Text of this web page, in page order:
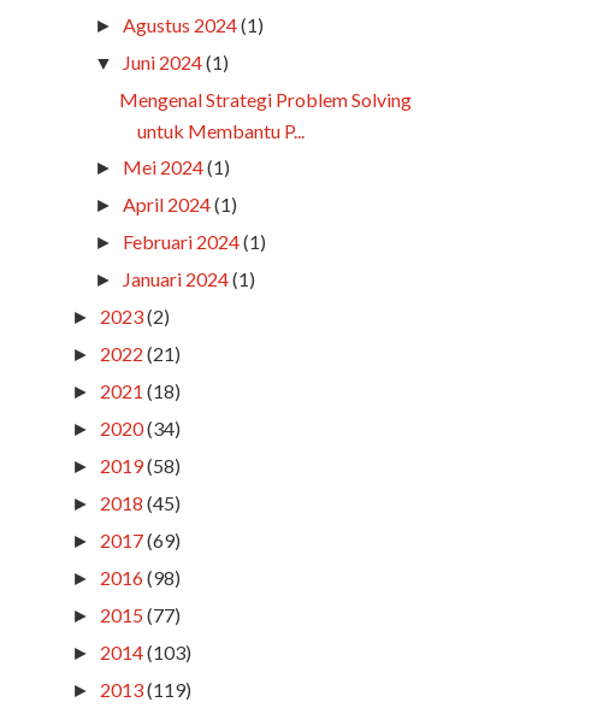
►Agustus 2024(1)
▼ Juni 2024(1)
Mengenal Strategi Problem Solving
untuk Membantu P...
► Mei 2024(1)
►April 2024(1)
► Februari 2024(1)
► Januari 2024(1)
► 2023(2)
► 2022 (21)
► 2021 (18)
► 2020(34)
► 2019(58)
► 2018 (45)
► 2017(69)
► 2016(98)
► 2015(77)
► 2014(103)
► 2013(119)